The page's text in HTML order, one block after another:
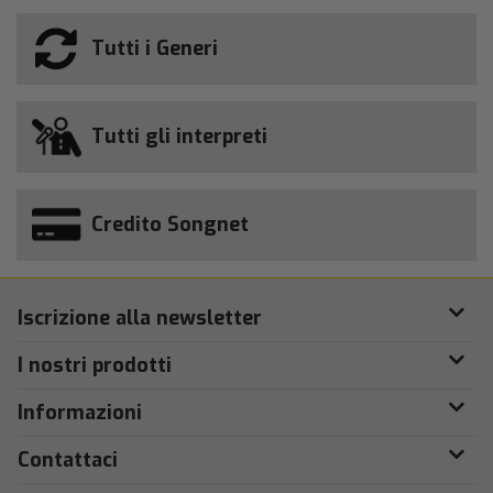
Tutti i Generi
Tutti gli interpreti
Credito Songnet
Iscrizione alla newsletter
I nostri prodotti
Informazioni
Contattaci